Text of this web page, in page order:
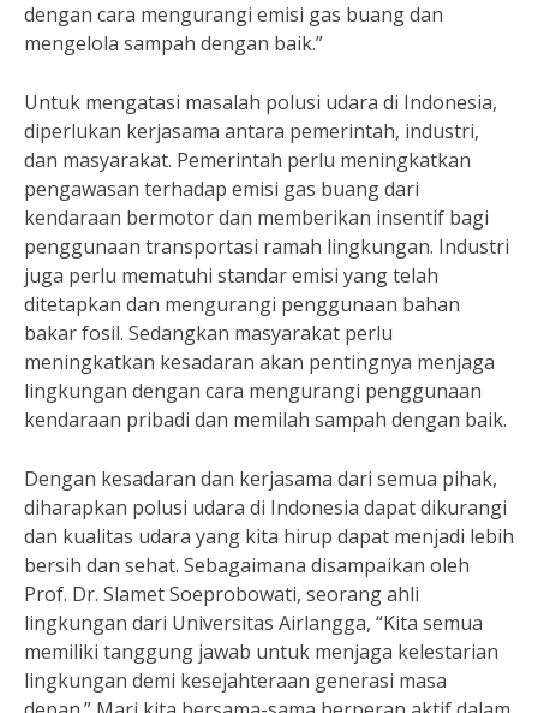
dengan cara mengurangi emisi gas buang dan
mengelola sampah dengan baik.”
Untuk mengatasi masalah polusi udara di Indonesia,
diperlukan kerjasama antara pemerintah, industri,
dan masyarakat. Pemerintah perlu meningkatkan
pengawasan terhadap emisi gas buang dari
kendaraan bermotor dan memberikan insentif bagi
penggunaan transportasi ramah lingkungan. Industri
juga perlu mematuhi standar emisi yang telah
ditetapkan dan mengurangi penggunaan bahan
bakar fosil. Sedangkan masyarakat perlu
meningkatkan kesadaran akan pentingnya menjaga
lingkungan dengan cara mengurangi penggunaan
kendaraan pribadi dan memilah sampah dengan baik.
Dengan kesadaran dan kerjasama dari semua pihak,
diharapkan polusi udara di Indonesia dapat dikurangi
dan kualitas udara yang kita hirup dapat menjadi lebih
bersih dan sehat. Sebagaimana disampaikan oleh
Prof. Dr. Slamet Soeprobowati, seorang ahli
lingkungan dari Universitas Airlangga, “Kita semua
memiliki tanggung jawab untuk menjaga kelestarian
lingkungan demi kesejahteraan generasi masa